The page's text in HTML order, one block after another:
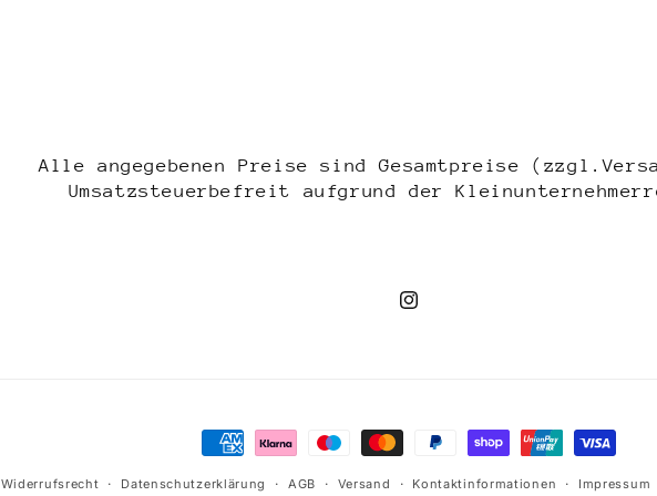
Alle angegebenen Preise sind Gesamtpreise
Umsatzsteuerbefreit aufgrund der
Instagram
Zahlungsmethoden
Widerrufsrecht Datenschutzerklärung AGB Versand Kontaktinformationen Impressum